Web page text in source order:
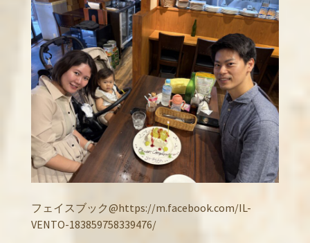
フェイスブック@https://m.facebook.com/IL-
VENTO-183859758339476/